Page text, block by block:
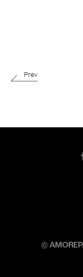
Prev
©